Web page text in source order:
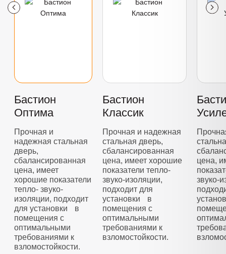
Бастион
Оптима
Прочная и
надежная стальная
дверь,
сбалансированная
цена, имеет
хорошие показатели
тепло- звуко-
изоляции, подходит
для установки в
помещения с
оптимальными
требованиями к
взломостойкости.
Бастион
Классик
Прочная и надежная
стальная дверь,
сбалансированная
цена, имеет хорошие
показатели тепло-
звуко-изоляции,
подходит для
установки в
помещения с
оптимальными
требованиями к
взломостойкости.
цена,
звуко-